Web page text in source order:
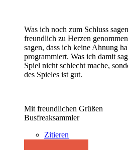
Was ich noch zum Schluss
freundlich zu Herzen
sagen, dass ich keine Ahnung
programmiert. Was ich damit
Spiel nicht schlecht mache,
des Spieles ist gut.
Mit freundlichen Grüßen
Busfreaksammler
Zitieren